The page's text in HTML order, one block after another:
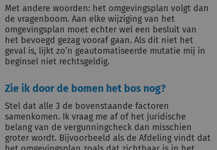
Met andere woorden: het omgevingsplan volgt dan
de vragenboom. Aan elke wijziging van het
omgevingsplan moet echter wel een besluit van
het bevoegd gezag vooraf gaan. Als dit niet het
geval is, lijkt zo’n geautomatiseerde mutatie mij in
beginsel niet rechtsgeldig.
Zie ik door de bomen het bos nog?
Stel dat alle 3 de bovenstaande factoren
samenkomen. Ik vraag me af of het juridische
belang van de vergunningcheck dan misschien
groter wordt. Bijvoorbeeld als de Afdeling vindt dat